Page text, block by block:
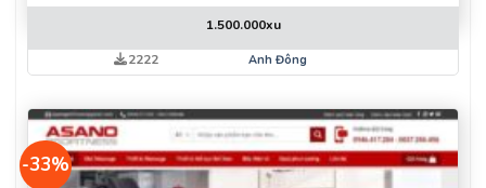
1.500.000xu
2222
Anh Đông
-33%